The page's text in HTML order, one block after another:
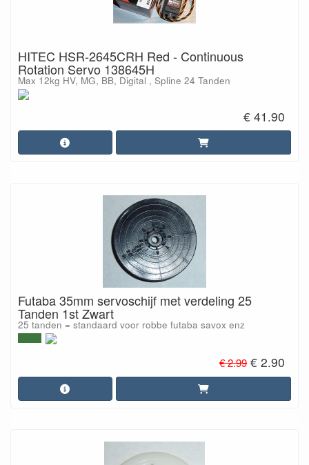
HITEC HSR-2645CRH Red - Continuous
Rotation Servo 138645H
Max 12kg HV, MG, BB, Digital , Spline 24 Tanden
€ 41.90
Futaba 35mm servoschijf met verdeling 25
Tanden 1st Zwart
25 tanden = standaard voor robbe futaba savox enz
€ 2.99 € 2.90